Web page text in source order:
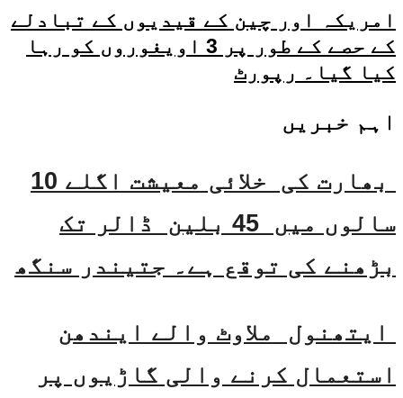
امریکہ اور چین کے قیدیوں کے تبادلے
کے حصے کے طور پر 3 اویغوروں کو رہا
کیا گیا۔ رپورٹ
اہم خبریں
بھارت کی خلائی معیشت اگلے 10
سالوں میں 45 بلین ڈالر تک
بڑھنے کی توقع ہے۔ جتیندر سنگھ
ایتھنول ملاوٹ والے ایندھن
استعمال کرنے والی گاڑیوں پر